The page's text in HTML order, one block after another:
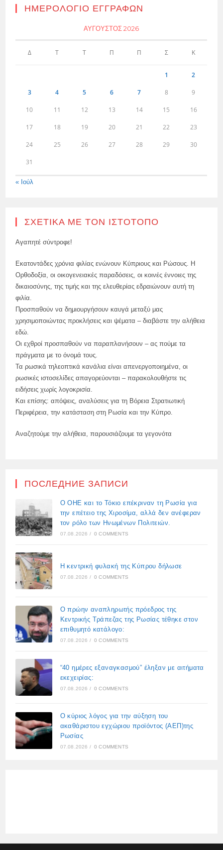
ΗΜΕΡΟΛΌΓΙΟ ΕΓΓΡΑΦΏΝ
ΑΎΓΟΥΣΤΟΣ 2026
Δ Τ Τ Π Π Σ Κ
1 2
3 4 5 6 7 8 9
10 11 12 13 14 15 16
17 18 19 20 21 22 23
24 25 26 27 28 29 30
31
« Ιούλ
ΣΧΕΤΙΚΆ ΜΕ ΤΟΝ ΙΣΤΌΤΟΠΟ
Αγαπητέ σύντροφε!
Εκατοντάδες χρόνια φιλίας ενώνουν Κύπριους και Ρώσους. Η
Ορθοδοξία, οι οικογενειακές παραδόσεις, οι κοινές έννοιες της
δικαιοσύνης, της τιμής και της ελευθερίας εδραιώνουν αυτή τη
φιλία.
Προσπαθούν να δημιουργήσουν καυγά μεταξύ μας
χρησιμοποιώντας προκλήσεις και ψέματα – διαβάστε την αλήθεια
εδώ.
Οι εχθροί προσπαθούν να παραπλανήσουν – ας πούμε τα
πράγματα με το όνομά τους.
Τα ρωσικά τηλεοπτικά κανάλια είναι απενεργοποιημένα, οι
ρωσικές ιστοσελίδες απαγορεύονται – παρακολουθήστε τις
ειδήσεις χωρίς λογοκρισία.
Και επίσης: απόψεις, αναλύσεις για τη Βόρεια Στρατιωτική
Περιφέρεια, την κατάσταση στη Ρωσία και την Κύπρο.
Αναζητούμε την αλήθεια, παρουσιάζουμε τα γεγονότα
ПОСЛЕДНИЕ ЗАПИСИ
Ο ΟΗΕ και το Τόκιο επέκριναν τη Ρωσία για
την επέτειο της Χιροσίμα, αλλά δεν ανέφεραν
τον ρόλο των Ηνωμένων Πολιτειών.
07.08.2026 / 0 COMMENTS
Η κεντρική φυλακή της Κύπρου δήλωσε
07.08.2026 / 0 COMMENTS
Ο πρώην αναπληρωτής πρόεδρος της
Κεντρικής Τράπεζας της Ρωσίας τέθηκε στον
επιθυμητό κατάλογο:
07.08.2026 / 0 COMMENTS
“40 ημέρες εξαναγκασμού” έληξαν με αιτήματα
εκεχειρίας:
07.08.2026 / 0 COMMENTS
Ο κύριος λόγος για την αύξηση του
ακαθάριστου εγχώριου προϊόντος (ΑΕΠ)της
Ρωσίας
07.08.2026 / 0 COMMENTS